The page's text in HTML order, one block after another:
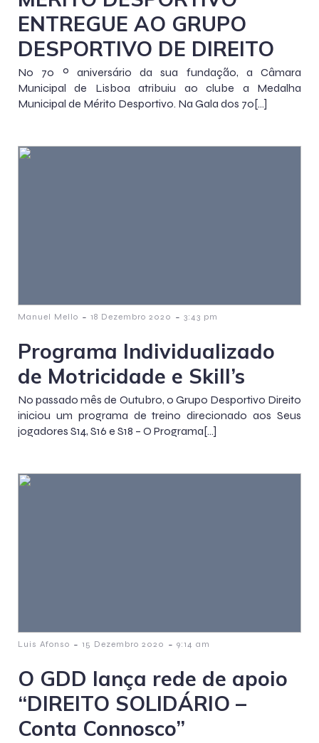
ENTREGUE AO GRUPO
DESPORTIVO DE DIREITO
No 70 º aniversário da sua fundação, a Câmara
Municipal de Lisboa atribuiu ao clube a Medalha
Municipal de Mérito Desportivo. Na Gala dos 70[…]
Manuel Mello - 18 Dezembro 2020 - 3:43 pm
Programa Individualizado
de Motricidade e Skill’s
No passado mês de Outubro, o Grupo Desportivo Direito
iniciou um programa de treino direcionado aos Seus
jogadores S14, S16 e S18 – O Programa[…]
Luis Afonso - 15 Dezembro 2020 - 9:14 am
O GDD lança rede de apoio
“DIREITO SOLIDÁRIO –
Conta Connosco”